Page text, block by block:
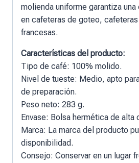
molienda uniforme garantiza
en cafeteras de goteo,
francesas.
Características del producto:
Tipo de café: 100% molido.
Nivel de tueste: Medio, apto
de preparación.
Peso neto: 283 g.
Envase: Bolsa hermética de alta
Marca: La marca del producto
disponibilidad.
Consejo: Conservar en un lugar